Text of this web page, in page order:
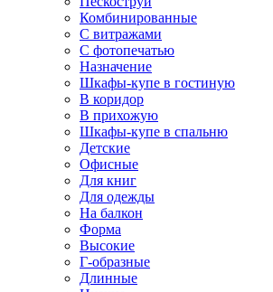
Комбинированные
С витражами
С фотопечатью
Назначение
Шкафы-купе в гостиную
В коридор
В прихожую
Шкафы-купе в спальню
Детские
Офисные
Для книг
Для одежды
На балкон
Форма
Высокие
Г-образные
Длинные